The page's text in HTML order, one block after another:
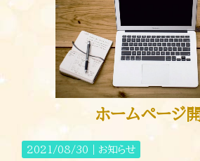
ホームページ
2021/08/30｜ お知らせ